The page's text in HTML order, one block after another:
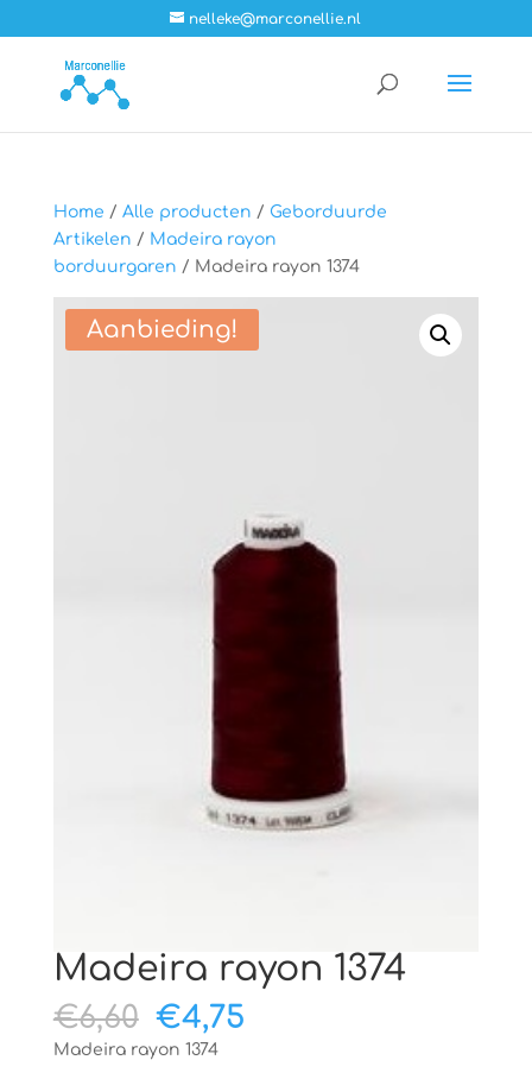
nelleke@marconellie.nl
Home / Alle producten / Geborduurde
Artikelen / Madeira rayon
borduurgaren / Madeira rayon 1374
Aanbieding!
Madeira rayon 1374
€6,60 Oorspronkelijke
prijs
€4,75Huidige
Madeira rayon 1374